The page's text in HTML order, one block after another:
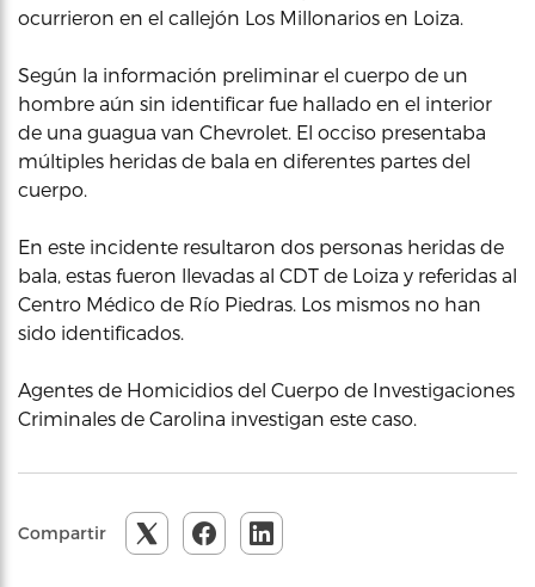
ocurrieron en el callejón Los Millonarios en Loiza.
Según la información preliminar el cuerpo de un
hombre aún sin identificar fue hallado en el interior
de una guagua van Chevrolet. El occiso presentaba
múltiples heridas de bala en diferentes partes del
cuerpo.
En este incidente resultaron dos personas heridas de
bala, estas fueron llevadas al CDT de Loiza y referidas al
Centro Médico de Río Piedras. Los mismos no han
sido identificados.
Agentes de Homicidios del Cuerpo de Investigaciones
Criminales de Carolina investigan este caso.
Compartir